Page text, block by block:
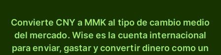
Convierte CNY a MMK al tipo de cambio medio
del mercado. Wise es la cuenta internacional
para enviar, gastar y convertir dinero como un